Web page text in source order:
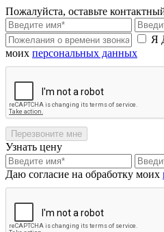
Пожалуйста, оставьте
Я
моих персональных данных
Перезвоните мне
Узнать цену
Даю согласие на обработку моих